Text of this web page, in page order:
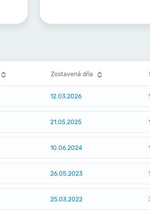
Zostavená dňa
12.03.2026
21.05.2025
10.06.2024
26.05.2023
25.03.2022